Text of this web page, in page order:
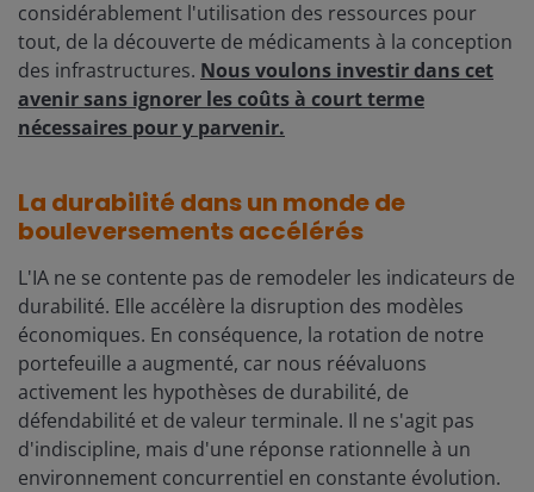
considérablement l'utilisation des ressources pour
tout, de la découverte de médicaments à la conception
des infrastructures. Nous voulons investir dans cet
avenir sans ignorer les coûts à court terme
nécessaires pour y parvenir.
La durabilité dans un monde de
bouleversements accélérés
L'IA ne se contente pas de remodeler les indicateurs de
durabilité. Elle accélère la disruption des modèles
économiques. En conséquence, la rotation de notre
portefeuille a augmenté, car nous réévaluons
activement les hypothèses de durabilité, de
défendabilité et de valeur terminale. Il ne s'agit pas
d'indiscipline, mais d'une réponse rationnelle à un
environnement concurrentiel en constante évolution.